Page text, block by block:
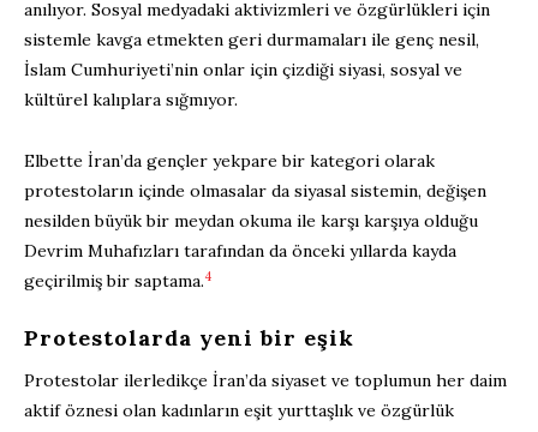
anılıyor. Sosyal medyadaki aktivizmleri ve özgürlükleri için
sistemle kavga etmekten geri durmamaları ile genç nesil,
İslam Cumhuriyeti’nin onlar için çizdiği siyasi, sosyal ve
kültürel kalıplara sığmıyor.
Elbette İran’da gençler yekpare bir kategori olarak
protestoların içinde olmasalar da siyasal sistemin, değişen
nesilden büyük bir meydan okuma ile karşı karşıya olduğu
Devrim Muhafızları tarafından da önceki yıllarda kayda
geçirilmiş bir saptama.4
Protestolarda yeni bir eşik
Protestolar ilerledikçe İran’da siyaset ve toplumun her daim
aktif öznesi olan kadınların eşit yurttaşlık ve özgürlük